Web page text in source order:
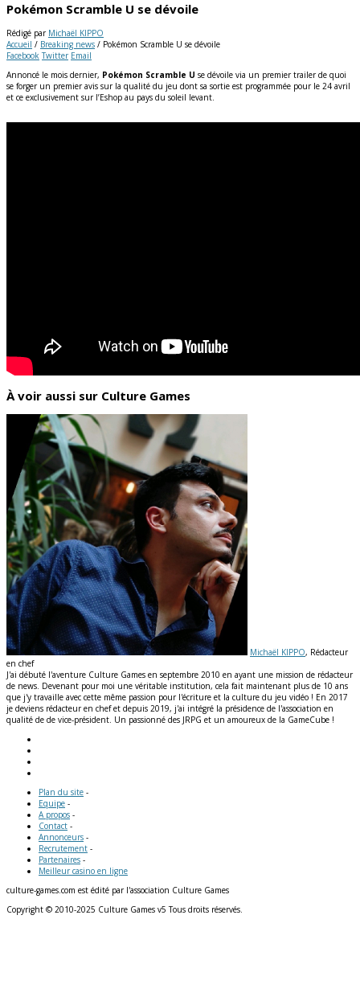
Pokémon Scramble U se dévoile
Rédigé par Michaël KIPPO
Accueil / Breaking news / Pokémon Scramble U se dévoile
Facebook Twitter Email
Annoncé le mois dernier, Pokémon Scramble U se dévoile via un premier trailer de quoi
se forger un premier avis sur la qualité du jeu dont sa sortie est programmée pour le 24 avril
et ce exclusivement sur l’Eshop au pays du soleil levant.
À voir aussi sur Culture Games
Michaël KIPPO, Rédacteur
en chef
J'ai débuté l'aventure Culture Games en septembre 2010 en ayant une mission de rédacteur
de news. Devenant pour moi une véritable institution, cela fait maintenant plus de 10 ans
que j'y travaille avec cette même passion pour l'écriture et la culture du jeu vidéo ! En 2017
je deviens rédacteur en chef et depuis 2019, j'ai intégré la présidence de l'association en
qualité de de vice-président. Un passionné des JRPG et un amoureux de la GameCube !
Plan du site -
Equipe -
A propos -
Contact -
Annonceurs -
Recrutement -
Partenaires -
Meilleur casino en ligne
culture-games.com est édité par l'association Culture Games
Copyright © 2010-2025 Culture Games v5 Tous droits réservés.